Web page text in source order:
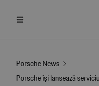
Porsche News
Porsche își lansează